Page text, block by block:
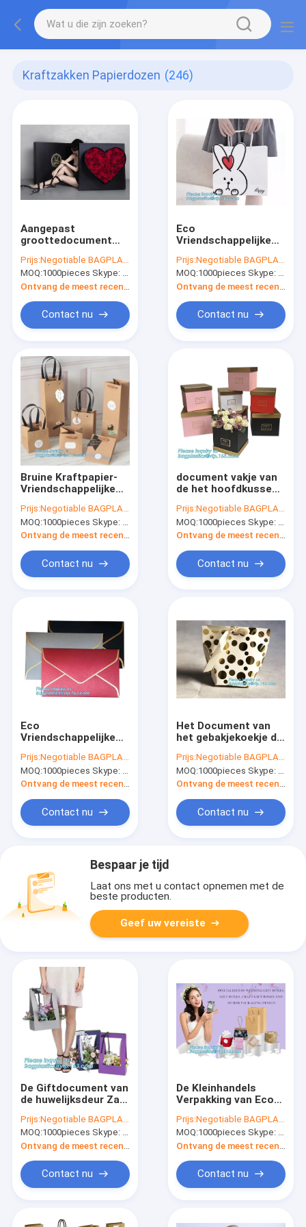
Kraftzakken Papierdozen (246)
Aangepast
groottedocument
vakje het document
van het
kartonjuwelen van de
douaneluxe gift
verpakkend vakje met
lintbagease
Prijs:Negotiable BAGPLASTICS@YAHOO.COM
MOQ:1000pieces Skype: mydearneil
Contact nu
Eco
Vriendschappelijke
Verpakkings Roze
Document Zak Goud
In reliëf gemaakt
Logo Gift Shopping
Prijs:Negotiable BAGPLASTICS@YAHOO.COM
MOQ:1000pieces Skype: mydearneil
Contact nu
Bruine Kraftpapier-
Vriendschappelijke
Envelopeco
Verpakking in
Bulkdouanehuwelijk
Prijs:Negotiable BAGPLASTICS@YAHOO.COM
MOQ:1000pieces Skype: mydearneil
Contact nu
document vakje van
de het hoofdkussen
van de
bustehouderopslag,
douane gedrukte
verschepende vakje
kledings verpakkende
Prijs:Negotiable BAGPLASTICS@YAHOO.COM
MOQ:1000pieces Skype: mydearneil
Contact nu
Eco
Vriendschappelijke
Verpakkingsdouane
Logo Private Label
Custom Made Eigen
Prijs:Negotiable BAGPLASTICS@YAHOO.COM
MOQ:1000pieces Skype: mydearneil
Ontvang de meest recente Prijs
Contact nu
Het Document van
het gebakjekoekje de
Verpakking van Eco
met het Pak van
Handvatbagease
Prijs:Negotiable BAGPLASTICS@YAHOO.COM
MOQ:1000pieces Skype: mydearneil
Ontvang de meest recente Prijs
Contact nu
Bespaar je tijd
Laat ons met u contact opnemen met de
beste producten.
Geef uw vereiste
De Giftdocument van
de huwelijksdeur Zak
Drager, Verpakkende
Giftzak
Prijs:Negotiable BAGPLASTICS@YAHOO.COM
MOQ:1000pieces Skype: mydearneil
Contact nu
De Kleinhandels
Verpakking van Eco
Zilveren het
Stempelen Contact
Moderne Luxe
Prijs:Negotiable BAGPLASTICS@YAHOO.COM
MOQ:1000pieces Skype: mydearneil
Contact nu